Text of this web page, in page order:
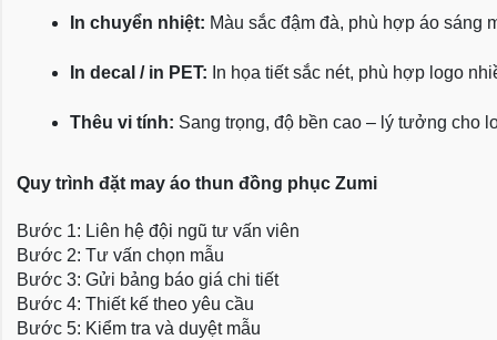
In chuyển nhiệt: Màu sắc đậm đà, phù hợp áo sáng
In decal / in PET: In họa tiết sắc nét, phù hợp logo
Thêu vi tính: Sang trọng, độ bền cao – lý tưởng cho
Quy trình đặt may áo thun đồng phục Zumi
Bước 1: Liên hệ đội ngũ tư vấn viên
Bước 2: Tư vấn chọn mẫu
Bước 3: Gửi bảng báo giá chi tiết
Bước 4: Thiết kế theo yêu cầu
Bước 5: Kiểm tra và duyệt mẫu